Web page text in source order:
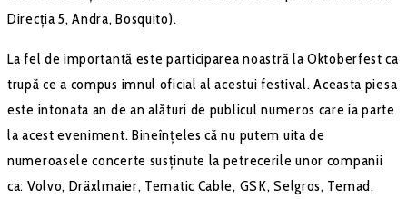
Direcția 5, Andra, Bosquito).
La fel de importantă este participarea noastră la Oktoberfest ca
trupă ce a compus imnul oficial al acestui festival. Aceasta piesa
este intonata an de an alături de publicul numeros care ia parte
la acest eveniment. Bineînțeles că nu putem uita de
numeroasele concerte susținute la petrecerile unor companii
ca: Volvo, Dräxlmaier, Tematic Cable, GSK, Selgros, Temad,